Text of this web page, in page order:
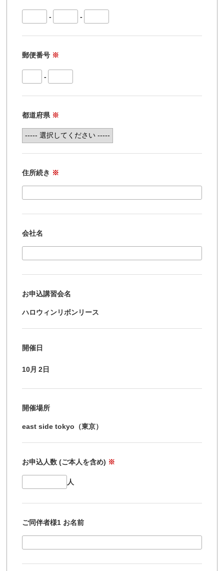
- -
郵便番号 ※
-
都道府県※
住所続き ※
会社名
お申込講習会名
ハロウィンリボンリース
開催日
10月 2日
開催場所
east side tokyo（東京）
お申込人数 (ご本人を含め) ※
人
ご同伴者様1 お名前